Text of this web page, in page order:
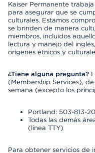
Kaiser Permanente
para asegurar que se
culturales. Estamos
se brinden de manera
miembros, incluidos
lectura y manejo del
orígenes étnicos y
¿Tiene alguna pregunta?
(Membership Services),
semana (excepto los
Portland: 503-813-
Todas las demás
(línea TTY)
Para obtener servicios de